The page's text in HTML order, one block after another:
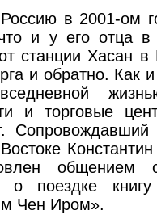
в 2001-ом
и у его отца
станции Хасан
и обратно. Как
и торговые
общением
поездке книгу
Чен Иром».